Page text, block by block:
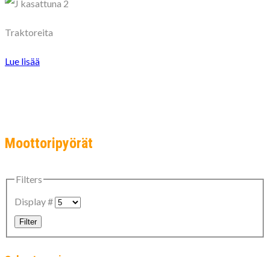
Traktoreita
Lue lisää
Moottoripyörät
Filters
Display #
Filter